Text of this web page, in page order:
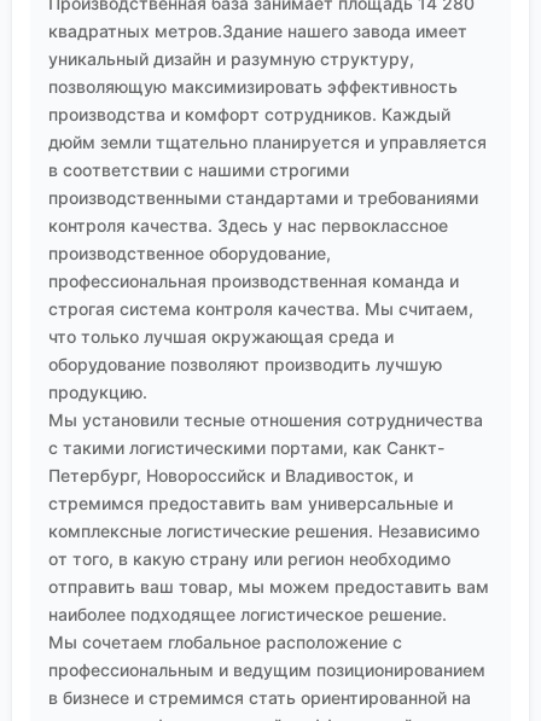
квадратных метров.Здание нашего завода имеет
уникальный дизайн и разумную структуру,
позволяющую максимизировать эффективность
производства и комфорт сотрудников. Каждый
дюйм земли тщательно планируется и управляется
в соответствии с нашими строгими
производственными стандартами и требованиями
контроля качества. Здесь у нас первоклассное
производственное оборудование,
профессиональная производственная команда и
строгая система контроля качества. Мы считаем,
что только лучшая окружающая среда и
оборудование позволяют производить лучшую
продукцию.
Мы установили тесные отношения сотрудничества
с такими логистическими портами, как Санкт-
Петербург, Новороссийск и Владивосток, и
стремимся предоставить вам универсальные и
комплексные логистические решения. Независимо
от того, в какую страну или регион необходимо
отправить ваш товар, мы можем предоставить вам
наиболее подходящее логистическое решение.
Мы сочетаем глобальное расположение с
профессиональным и ведущим позиционированием
в бизнесе и стремимся стать ориентированной на